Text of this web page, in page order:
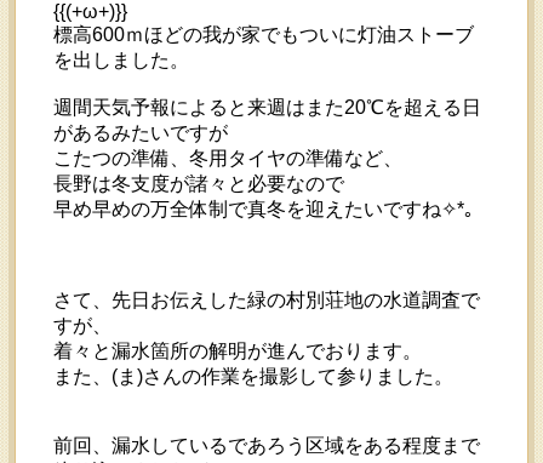
{{(+ω+)}}
標高600ｍほどの我が家でもついに灯油ストーブ
を出しました。
週間天気予報によると来週はまた20℃を超える日
があるみたいですが
こたつの準備、冬用タイヤの準備など、
長野は冬支度が諸々と必要なので
早め早めの万全体制で真冬を迎えたいですね✧*｡
さて、先日お伝えした緑の村別荘地の水道調査で
すが、
着々と漏水箇所の解明が進んでおります。
また、(ま)さんの作業を撮影して参りました。
前回、漏水しているであろう区域をある程度まで